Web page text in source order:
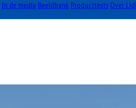
In de mediaBeeldbank Producttests Over